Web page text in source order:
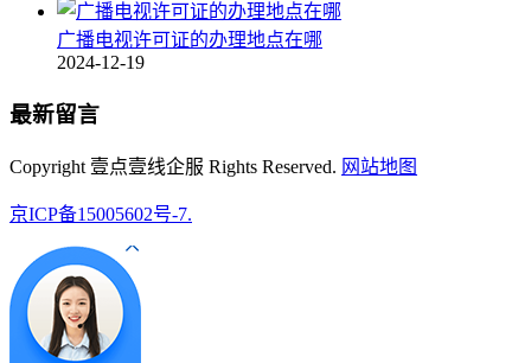
广播电视许可证的办理地点在哪
2024-12-19
最新留言
Copyright 壹点壹线企服 Rights Reserved. 网站地图
京ICP备15005602号-7.